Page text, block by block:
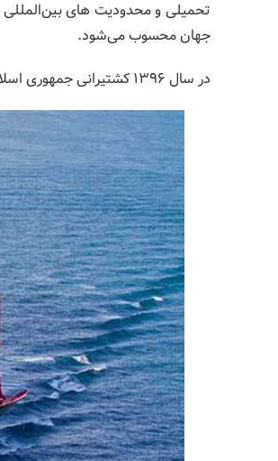
تحمیلی و محدودیت های بین‌المللی
جهان محسوب می‌شود.
در سال 1396 کشتیرانی جمهوری اسلامی ایران بالغ بر 27 میلیون تن کالا را جابجا نموده است.